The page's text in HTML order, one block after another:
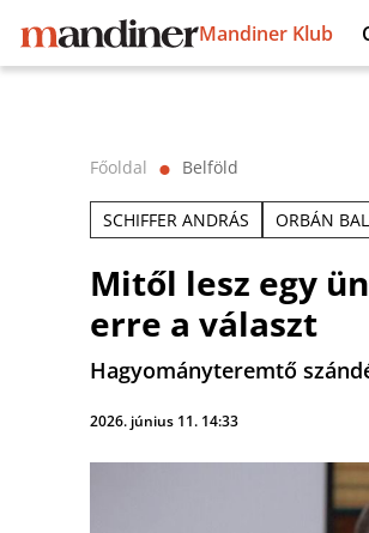
Mandiner Klub
Főoldal ⬤ Belföld
SCHIFFER ANDRÁS ORBÁN
Mitől lesz egy
erre a választ
Hagyományteremtő
2026. június 11. 14:33